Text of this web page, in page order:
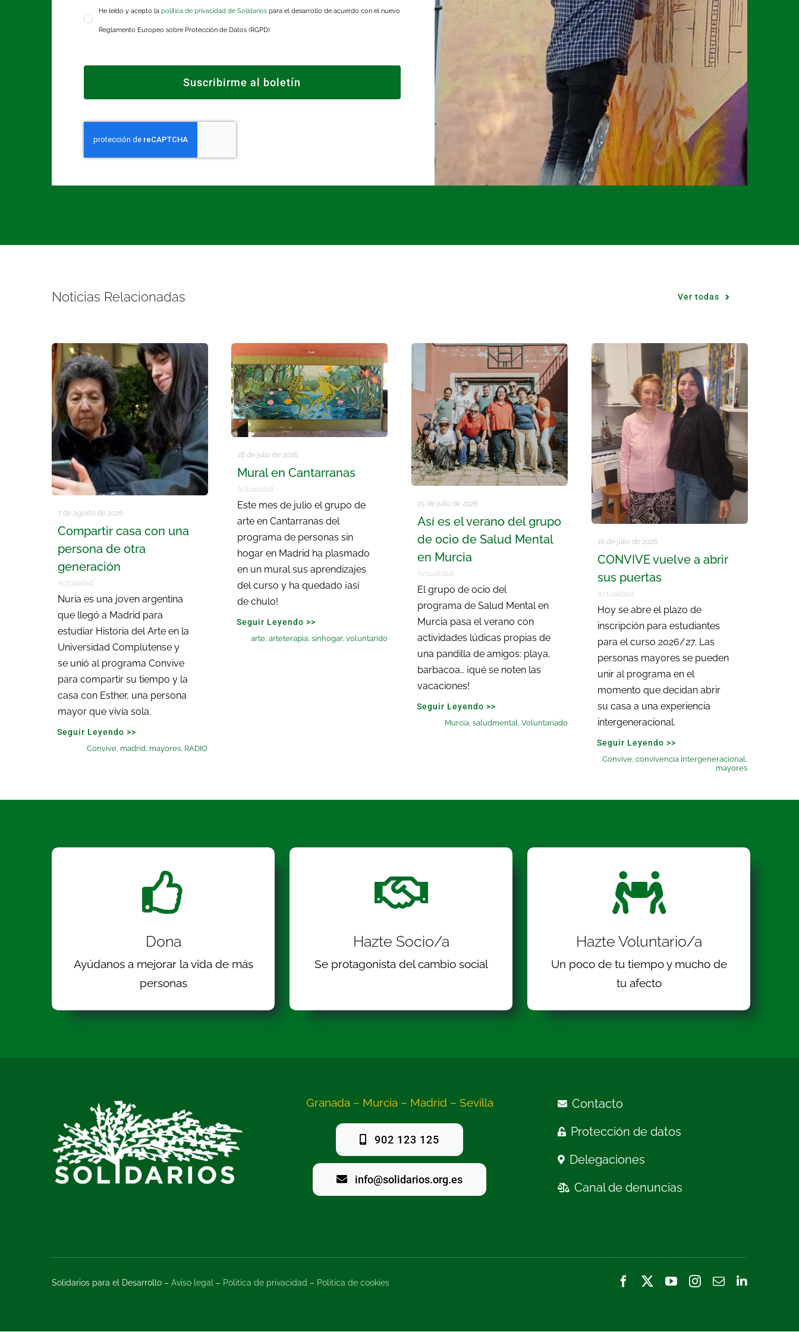
He leído y acepto lapolítica de privacidad de Solidarios para el desarrollo de acuerdo con el nuevo
Reglamento Europeo sobre Protección de Datos (RGPD)
Suscribirme al boletín
Noticias Relacionadas Ver todas
7 de agosto de 2026
Compartir casa con una
persona de otra
generación
Actualidad
Nuria es una joven argentina
que llegó a Madrid para
estudiar Historia del Arte en la
Universidad Complutense y
se unió al programa Convive
para compartir su tiempo y la
casa con Esther, una persona
mayor que vivía sola.
Seguir Leyendo >>
Convive, madrid, mayores, RADIO
28 de julio de 2026
Mural en Cantarranas
Actualidad
Este mes de julio el grupo de
arte en Cantarranas del
programa de personas sin
hogar en Madrid ha plasmado
en un mural sus aprendizajes
del curso y ha quedado ¡así
de chulo!
Seguir Leyendo >>
arte, arteterapia, sinhogar, voluntarido
25 de julio de 2026
Así es el verano del grupo
de ocio de Salud Mental
en Murcia
Actualidad
El grupo de ocio del
programa de Salud Mental en
Murcia pasa el verano con
actividades lúdicas propias de
una pandilla de amigos: playa,
barbacoa… ¡qué se noten las
vacaciones!
Seguir Leyendo >>
Murcia, saludmental Voluntariado
16 de julio de 2026
CONVIVE vuelve a abrir
sus puertas
Actualidad
Hoy se abre el plazo de
inscripción para estudiantes
para el curso 2026/27. Las
personas mayores se pueden
unir al programa en el
momento que decidan abrir
su casa a una experiencia
intergeneracional.
Seguir Leyendo >>
Convive ,convivencia intergeneracional
mayores
Dona
Ayúdanos a mejorar la vida de más
personas
Hazte Socio/a
Se protagonista del cambio social
Hazte Voluntario/a
Un poco de tu tiempo y mucho de
tu afecto
Granada – Murcia – Madrid – Sevilla
902 123 125
info@solidarios.org.es
Contacto
Protección de datos
Delegaciones
Canal de denuncias
Solidarios para el Desarrollo – Aviso legal – Politica de privacidad – Politica de cookies